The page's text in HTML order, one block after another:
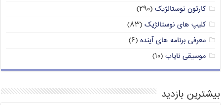
کارتون نوستالژیک (۲۹۰)
کلیپ های نوستالژیک (۸۳)
معرفی برنامه های آینده (۶)
موسیقی نایاب (۱۰)
بیشترین بازدید